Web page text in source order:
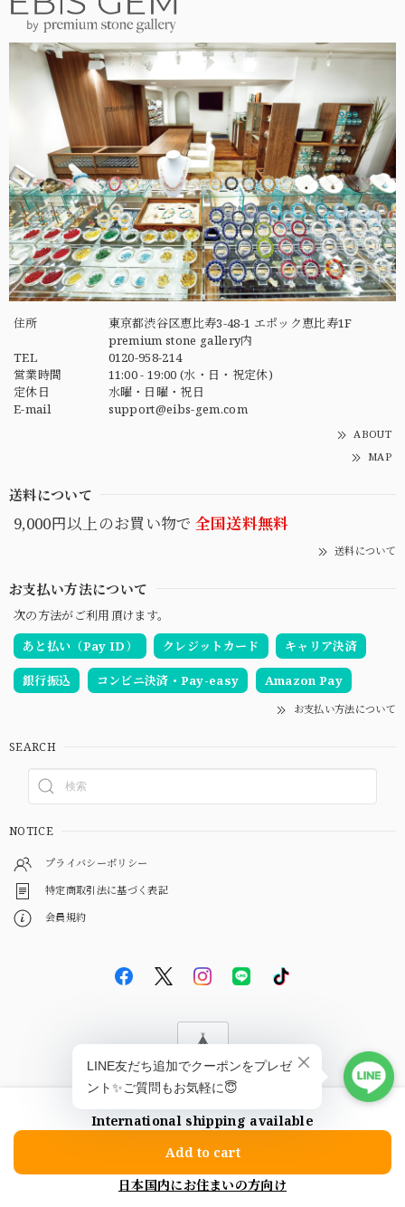
住所
東京都渋谷区恵比寿3-48-1 エポック恵比寿1F
premium stone gallery内
TEL
0120-958-214
営業時間
11:00 - 19:00 (水・日・祝定休)
定休日
水曜・日曜・祝日
E-mail
support@eibs-gem.com
ABOUT
MAP
送料について
9,000円以上のお買い物で 全国送料無料
送料について
お支払い方法について
次の方法がご利用頂けます。
あと払い（Pay ID）
クレジットカード キャリア決済
銀行振込 コンビニ決済・Pay-easy Amazon Pay
お支払い方法について
SEARCH
NOTICE
プライバシーポリシー
特定商取引法に基づく表記
会員規約
© EBiS GEM
International shipping available
Add to cart
日本国内にお住まいの方向け
ショップに質問する